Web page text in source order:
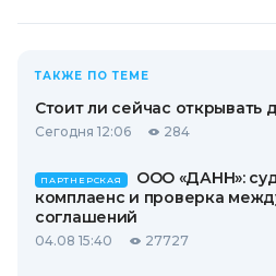
ТАКЖЕ ПО ТЕМЕ
Стоит ли сейчас открывать
Сегодня 12:06 284
ПАРТНЕРСКАЯ
ООО «ДАНН»:
комплаенс и проверка
соглашений
04.08 15:40 27727